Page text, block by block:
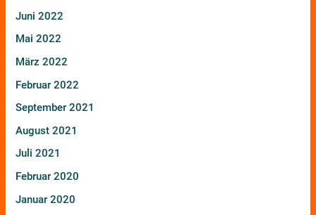
Juni 2022
Mai 2022
März 2022
Februar 2022
September 2021
August 2021
Juli 2021
Februar 2020
Januar 2020